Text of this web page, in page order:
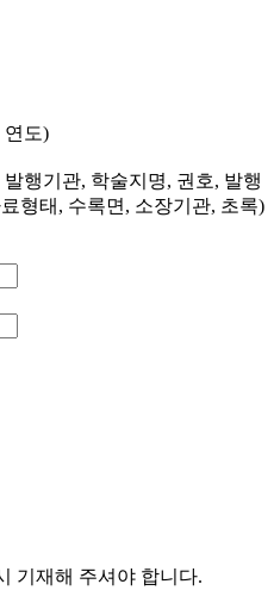
연도)
행기관, 학술지명, 권호, 발행
형태, 수록면, 소장기관, 초록)
기재해 주셔야 합니다.